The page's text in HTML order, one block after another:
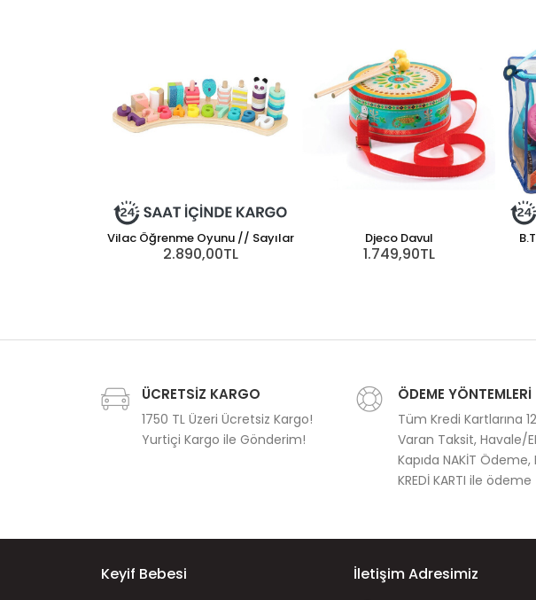
Vilac Öğrenme Oyunu // Sayılar
2.890,00TL
Djeco Davul
1.749,90TL
ÜCRETSİZ KARGO
1750 TL Üzeri Ücretsiz Kargo!
Yurtiçi Kargo ile Gönderim!
ÖDEME YÖNTEMLERİ
Tüm Kredi Kartlarına
Varan Taksit, Havale/
Kapıda NAKİT Ödeme,
KREDİ KARTI ile ödeme
Keyif Bebesi İletişim Adresimiz